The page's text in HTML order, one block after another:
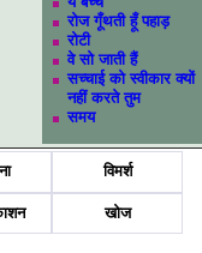
रोज गूँथती हूँ पहाड़
रोटी
वे सो जाती हैं
सच्चाई को स्वीकार क्यों
नहीं करते तुम
समय
विमर्श
खोज